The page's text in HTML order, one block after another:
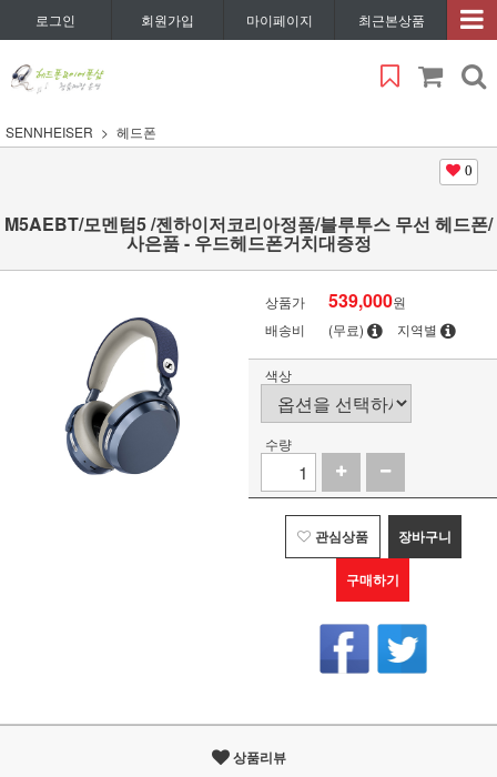
로그인 회원가입 마이페이지 최근본상품
SENNHEISER 헤드폰
0
M5AEBT/모멘텀5 /젠하이저코리아정품/블루투스 무선 헤드폰/
사은품 - 우드헤드폰거치대증정
상품가 539,000원
배송비
(무료) 지역별
색상
수량
관심상품 장바구니
구매하기
상품리뷰